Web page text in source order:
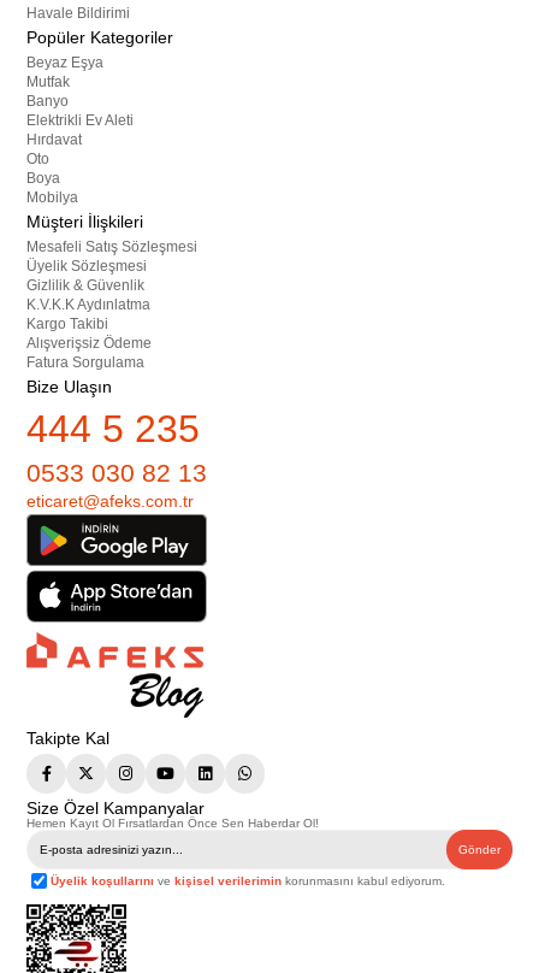
Havale Bildirimi
Popüler Kategoriler
Beyaz Eşya
Mutfak
Banyo
Elektrikli Ev Aleti
Hırdavat
Oto
Boya
Mobilya
Müşteri İlişkileri
Mesafeli Satış Sözleşmesi
Üyelik Sözleşmesi
Gizlilik & Güvenlik
K.V.K.K Aydınlatma
Kargo Takibi
Alışverişsiz Ödeme
Fatura Sorgulama
Bize Ulaşın
444 5 235
0533 030 82 13
eticaret@afeks.com.tr
Takipte Kal
Size Özel Kampanyalar
Hemen Kayıt Ol Fırsatlardan Önce Sen Haberdar Ol!
Gönder
Üyelik koşullarını vekişisel verilerimin korunmasını kabul ediyorum.